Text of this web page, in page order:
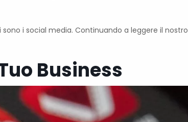
i social media. Continuando a leggere il nostro
Business